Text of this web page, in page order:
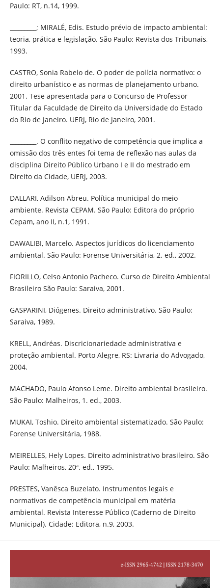
Paulo: RT, n.14, 1999.
_________; MIRALÉ, Edis. Estudo prévio de impacto ambiental:
teoria, prática e legislação. São Paulo: Revista dos Tribunais,
1993.
CASTRO, Sonia Rabelo de. O poder de polícia normativo: o
direito urbanístico e as normas de planejamento urbano.
2001. Tese apresentada para o Concurso de Professor
Titular da Faculdade de Direito da Universidade do Estado
do Rio de Janeiro. UERJ, Rio de Janeiro, 2001.
_________. O conflito negativo de competência que implica a
omissão dos três entes foi tema de reflexão nas aulas da
disciplina Direito Público Urbano I e II do mestrado em
Direito da Cidade, UERJ, 2003.
DALLARI, Adilson Abreu. Política municipal do meio
ambiente. Revista CEPAM. São Paulo: Editora do próprio
Cepam, ano II, n.1, 1991.
DAWALIBI, Marcelo. Aspectos jurídicos do licenciamento
ambiental. São Paulo: Forense Universitária, 2. ed., 2002.
FIORILLO, Celso Antonio Pacheco. Curso de Direito Ambiental
Brasileiro São Paulo: Saraiva, 2001.
GASPARINI, Diógenes. Direito administrativo. São Paulo:
Saraiva, 1989.
KRELL, Andréas. Discricionariedade administrativa e
proteção ambiental. Porto Alegre, RS: Livraria do Advogado,
2004.
MACHADO, Paulo Afonso Leme. Direito ambiental brasileiro.
São Paulo: Malheiros, 1. ed., 2003.
MUKAI, Toshio. Direito ambiental sistematizado. São Paulo:
Forense Universitária, 1988.
MEIRELLES, Hely Lopes. Direito administrativo brasileiro. São
Paulo: Malheiros, 20ª. ed., 1995.
PRESTES, Vanêsca Buzelato. Instrumentos legais e
normativos de competência municipal em matéria
ambiental. Revista Interesse Público (Caderno de Direito
Municipal). Cidade: Editora, n.9, 2003.